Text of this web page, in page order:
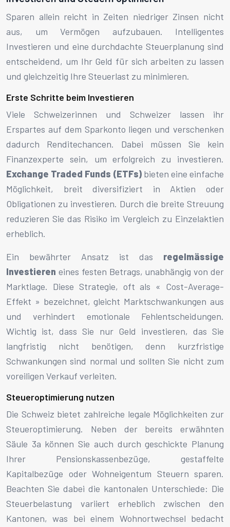
Sparen allein reicht in Zeiten niedriger Zinsen nicht
aus, um Vermögen aufzubauen. Intelligentes
Investieren und eine durchdachte Steuerplanung sind
entscheidend, um Ihr Geld für sich arbeiten zu lassen
und gleichzeitig Ihre Steuerlast zu minimieren.
Erste Schritte beim Investieren
Viele Schweizerinnen und Schweizer lassen ihr
Erspartes auf dem Sparkonto liegen und verschenken
dadurch Renditechancen. Dabei müssen Sie kein
Finanzexperte sein, um erfolgreich zu investieren.
Exchange Traded Funds (ETFs)bieten eine einfache
Möglichkeit, breit diversifiziert in Aktien oder
Obligationen zu investieren. Durch die breite Streuung
reduzieren Sie das Risiko im Vergleich zu Einzelaktien
erheblich.
Ein bewährter Ansatz ist das regelmässige
Investieren eines festen Betrags, unabhängig von der
Marktlage. Diese Strategie, oft als « Cost-Average-
Effekt » bezeichnet, gleicht Marktschwankungen aus
und verhindert emotionale Fehlentscheidungen.
Wichtig ist, dass Sie nur Geld investieren, das Sie
langfristig nicht benötigen, denn kurzfristige
Schwankungen sind normal und sollten Sie nicht zum
voreiligen Verkauf verleiten.
Steueroptimierung nutzen
Die Schweiz bietet zahlreiche legale Möglichkeiten zur
Steueroptimierung. Neben der bereits erwähnten
Säule 3a können Sie auch durch geschickte Planung
Ihrer Pensionskassenbezüge, gestaffelte
Kapitalbezüge oder Wohneigentum Steuern sparen.
Beachten Sie dabei die kantonalen Unterschiede: Die
Steuerbelastung variiert erheblich zwischen den
Kantonen, was bei einem Wohnortwechsel bedacht